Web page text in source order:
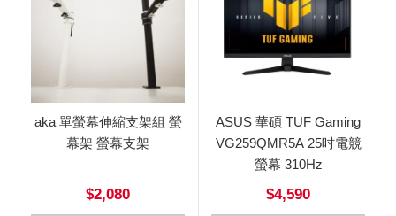
aka 單螢幕伸縮支架組 螢
幕架 螢幕支架
$2,080
ASUS 華碩 TUF Gaming
VG259QMR5A 25吋電競
螢幕 310Hz
$4,590